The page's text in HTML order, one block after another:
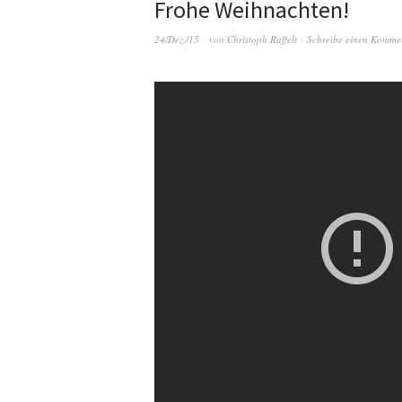
Frohe Weihnachten!
24/Dez./15 von Christoph Raffelt Schreibe einen